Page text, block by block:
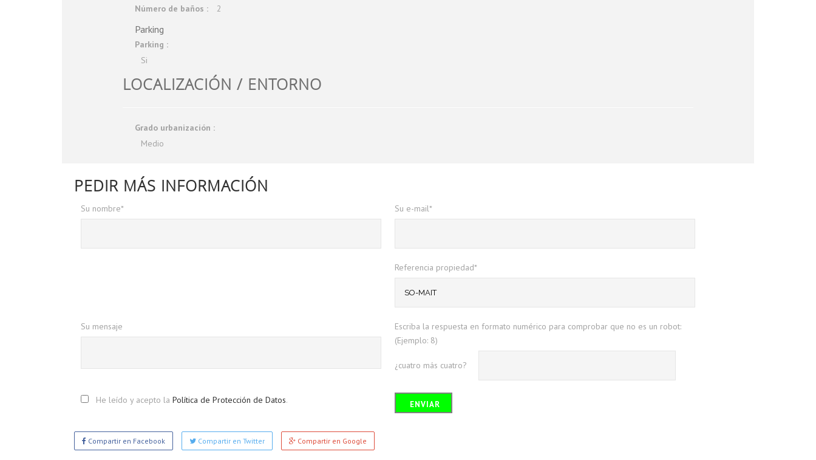
Número de baños : 2
Parking
Parking :
Si
LOCALIZACIÓN / ENTORNO
Grado urbanización :
Medio
PEDIR MÁS INFORMACIÓN
Su nombre* Su e-mail*
Referencia propiedad*
Su mensaje
Escriba la respuesta en formato numérico para comprobar que no es un robot:
(Ejemplo: 8)
¿cuatro más cuatro?
He leído y acepto la Política de Protección de Datos.
Compartir en Facebook Compartir en Twitter Compartir en Google